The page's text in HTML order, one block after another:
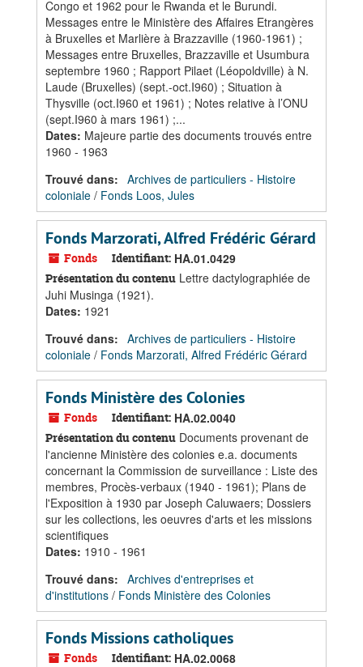
Congo et 1962 pour le Rwanda et le Burundi.
Messages entre le Ministère des Affaires Etrangères
à Bruxelles et Marlière à Brazzaville (1960-1961) ;
Messages entre Bruxelles, Brazzaville et Usumbura
septembre 1960 ; Rapport Pilaet (Léopoldville) à N.
Laude (Bruxelles) (sept.-oct.I960) ; Situation à
Thysville (oct.I960 et 1961) ; Notes relative à l’ONU
(sept.I960 à mars 1961) ;...
Dates: Majeure partie des documents trouvés entre
1960 - 1963
Trouvé dans: Archives de particuliers - Histoire
coloniale / Fonds Loos, Jules
Fonds Marzorati, Alfred Frédéric Gérard
Fonds Identifiant: HA.01.0429
Présentation du contenu Lettre dactylographiée de
Juhi Musinga (1921).
Dates: 1921
Trouvé dans: Archives de particuliers - Histoire
coloniale / Fonds Marzorati, Alfred Frédéric Gérard
Fonds Ministère des Colonies
Fonds Identifiant: HA.02.0040
Présentation du contenu Documents provenant de
l'ancienne Ministère des colonies e.a. documents
concernant la Commission de surveillance : Liste des
membres, Procès-verbaux (1940 - 1961); Plans de
l'Exposition à 1930 par Joseph Caluwaers; Dossiers
sur les collections, les oeuvres d'arts et les missions
scientifiques
Dates: 1910 - 1961
Trouvé dans: Archives d'entreprises et
d'institutions / Fonds Ministère des Colonies
Fonds Missions catholiques
Fonds Identifiant: HA.02.0068